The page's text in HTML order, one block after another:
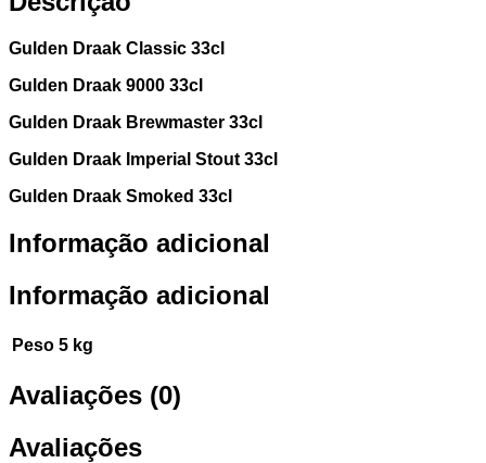
Gulden Draak Classic 33cl
Gulden Draak 9000 33cl
Gulden Draak Brewmaster 33cl
Gulden Draak Imperial Stout 33cl
Gulden Draak Smoked 33cl
Informação adicional
Informação adicional
Peso 5 kg
Avaliações (0)
Avaliações